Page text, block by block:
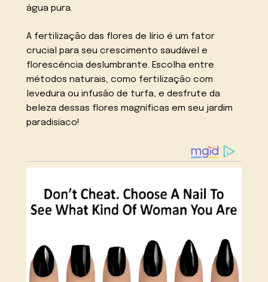
água pura.
A fertilização das flores de lírio é um fator
crucial para seu crescimento saudável e
florescência deslumbrante. Escolha entre
métodos naturais, como fertilização com
levedura ou infusão de turfa, e desfrute da
beleza dessas flores magníficas em seu jardim
paradisíaco!